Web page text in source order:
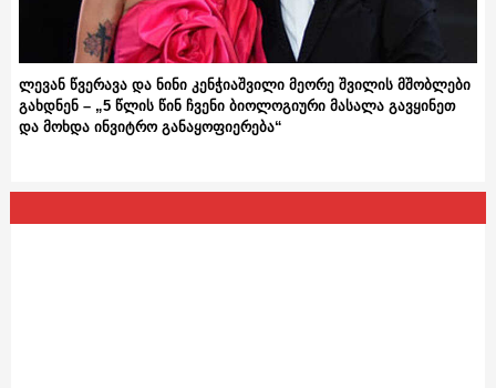
ლევან წვერავა და ნინი კენჭიაშვილი მეორე შვილის მშობლები
გახდნენ – „5 წლის წინ ჩვენი ბიოლოგიური მასალა გავყინეთ
და მოხდა ინვიტრო განაყოფიერება“